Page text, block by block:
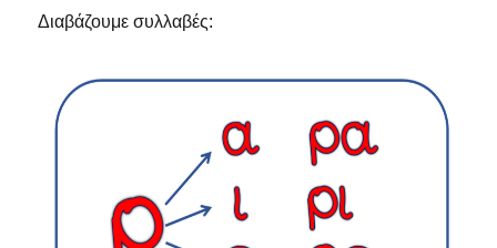
Διαβάζουμε συλλαβές: